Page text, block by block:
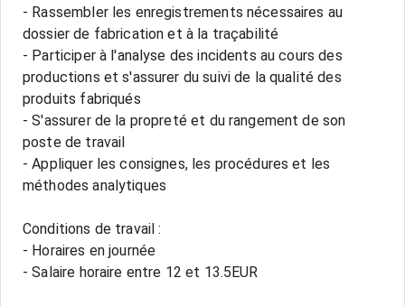
- Rassembler les enregistrements nécessaires au
dossier de fabrication et à la traçabilité
- Participer à l'analyse des incidents au cours des
productions et s'assurer du suivi de la qualité des
produits fabriqués
- S'assurer de la propreté et du rangement de son
poste de travail
- Appliquer les consignes, les procédures et les
méthodes analytiques
Conditions de travail :
- Horaires en journée
- Salaire horaire entre 12 et 13.5EUR